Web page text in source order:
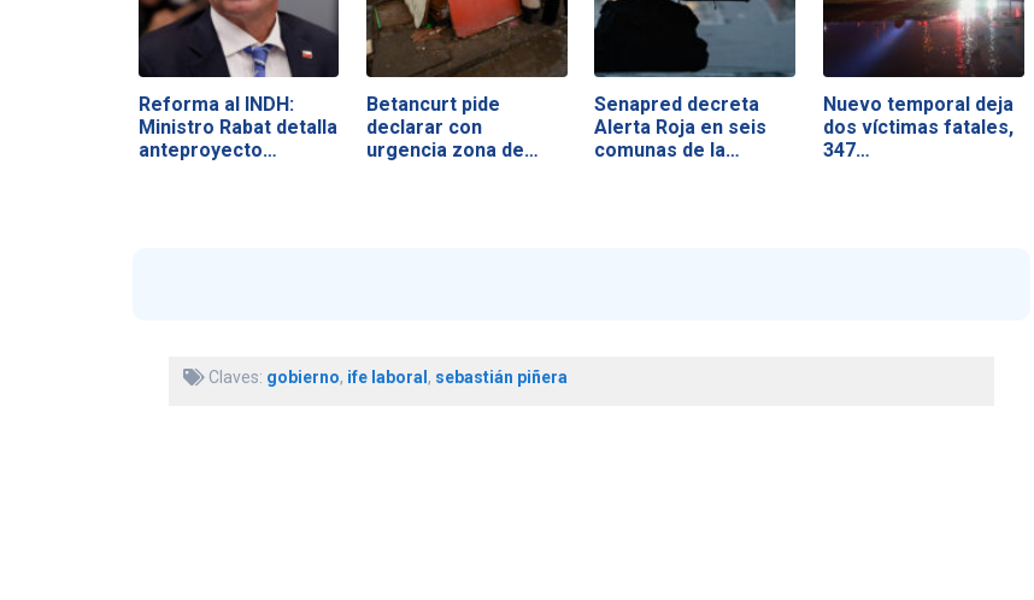
Reforma al INDH:
Ministro Rabat detalla
anteproyecto…
Betancurt pide
declarar con
urgencia zona de…
Senapred decreta
Alerta Roja en seis
comunas de la…
Nuevo temporal deja
dos víctimas fatales,
347…
Claves: gobierno, ife laboral , sebastián piñera